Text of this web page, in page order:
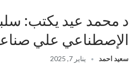
د محمد عيد يكتب:
الإصطناعي علي صناعة
سعيد احمد
يناير 7, 2025